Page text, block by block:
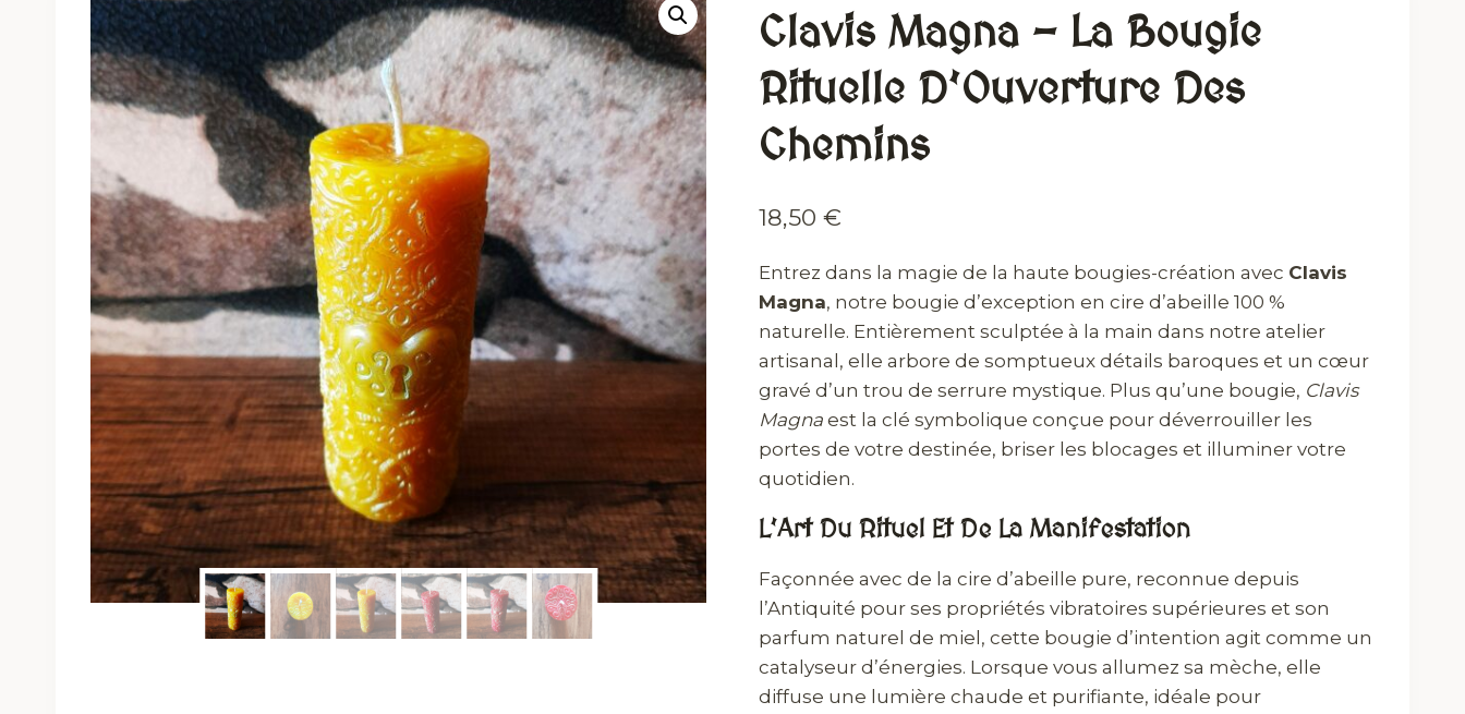
Clavis Magna – La Bougie
Rituelle D’Ouverture Des
Chemins
18,50 €
Entrez dans la magie de la haute bougies-création avec Clavis
Magna, notre bougie d’exception en cire d’abeille 100 %
naturelle. Entièrement sculptée à la main dans notre atelier
artisanal, elle arbore de somptueux détails baroques et un cœur
gravé d’un trou de serrure mystique. Plus qu’une bougie, Clavis
Magnaest la clé symbolique conçue pour déverrouiller les
portes de votre destinée, briser les blocages et illuminer votre
quotidien.
L’Art Du Rituel Et De La Manifestation
Façonnée avec de la cire d’abeille pure, reconnue depuis
l’Antiquité pour ses propriétés vibratoires supérieures et son
parfum naturel de miel, cette bougie d’intention agit comme un
catalyseur d’énergies. Lorsque vous allumez sa mèche, elle
diffuse une lumière chaude et purifiante, idéale pour